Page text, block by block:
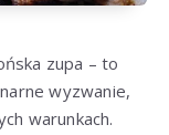
zupa – to
wyzwanie,
warunkach.